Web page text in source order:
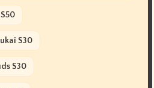
S30
S30